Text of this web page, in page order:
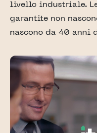
livello industriale.
garantite non
nascono da 40 anni